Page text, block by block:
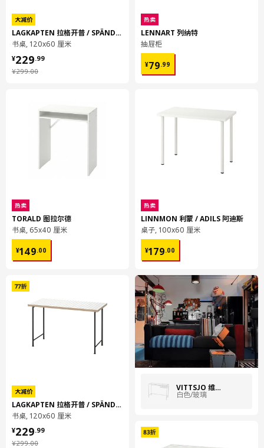
大减价
LAGKAPTEN 拉格开普 / SPÄND 斯班
书桌, 120x60 厘米
¥299.00
¥ 299.00
¥229.99
¥ 229.99
热卖
TORALD 图拉尔德
书桌, 65x40 厘米
¥149.00
¥ 149.00
大减价
LAGKAPTEN 拉格开普 / SPÄND 斯班
书桌, 120x60 厘米
¥299.00
¥ 299.00
¥229.99
¥ 229.99
热卖
LENNART 列纳特
抽屉柜
¥79.99
¥ 79.99
热卖
LINNMON 利蒙 / ADILS 阿迪斯
桌子, 100x60 厘米
¥179.00
¥ 179.00
VITTSJÖ 维特索
白色/玻璃